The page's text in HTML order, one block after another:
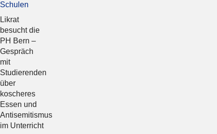
Schulen
Likrat
besucht die
PH Bern –
Gespräch
mit
Studierenden
über
koscheres
Essen und
Antisemitismus
im Unterricht